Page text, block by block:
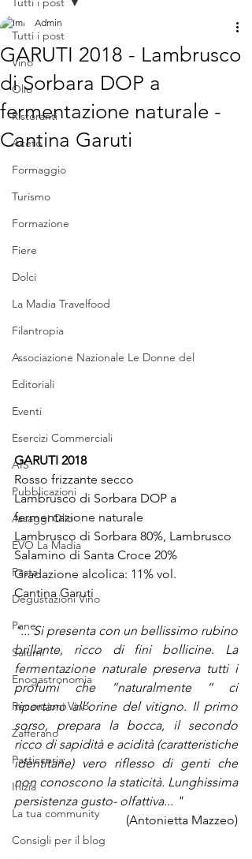
Tutti i post
Vino
Olio
Ristoranti
Aceto
Formaggio
Turismo
Formazione
Fiere
Dolci
La Madia Travelfood
Filantropia
Associazione Nazionale Le Donne del
Editoriali
Eventi
Esercizi Commerciali
AIS
Pubblicazioni
Assaggi Olio
EVO La Madia
Pasta
Degustazioni Vino
Pane
Salumi
Enogastronomia
Recensioni Vino
Zafferano
Pasticceria
Inizia
La tua community
Consigli per il blog
GARUTI 2018 - Lambrusco
di Sorbara DOP a
fermentazione naturale -
Cantina Garuti
Admin
GARUTI 2018
Rosso frizzante secco
Lambrusco di Sorbara DOP a
fermentazione naturale
Lambrusco di Sorbara 80%, Lambrusco
Salamino di Santa Croce 20%
Gradazione alcolica: 11% vol.
Cantina Garuti
"... Si presenta con un bellissimo rubino
brillante, ricco di fini bollicine. La
fermentazione naturale preserva tutti i
profumi che “naturalmente “ ci
riportano all’orine del vitigno. Il primo
sorso, prepara la bocca, il secondo
ricco di sapidità e acidità (caratteristiche
identitarie) vero riflesso di genti che
non conoscono la staticità. Lunghissima
persistenza gusto- olfattiva... "
(Antonietta Mazzeo)